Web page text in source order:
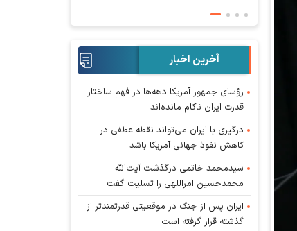
آخرین اخبار
رؤسای جمهور آمریکا دهه‌ها در فهم ساختار
قدرت ایران ناکام مانده‌اند
درگیری با ایران می‌تواند نقطه عطفی در
کاهش نفوذ جهانی آمریکا باشد
سیدمحمد خاتمی درگذشت آیت‌الله
محمدحسین امراللهی را تسلیت گفت
ایران پس از جنگ در موقعیتی قدرتمندتر از
گذشته قرار گرفته است